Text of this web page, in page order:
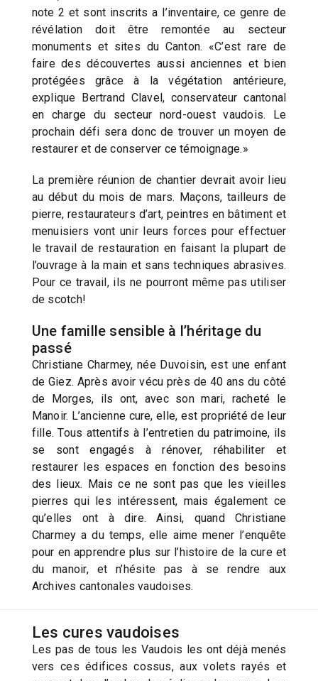
note 2 et sont inscrits a l’inventaire, ce genre de
révélation doit être remontée au secteur
monuments et sites du Canton. «C’est rare de
faire des découvertes aussi anciennes et bien
protégées grâce à la végétation antérieure,
explique Bertrand Clavel, conservateur cantonal
en charge du secteur nord-ouest vaudois. Le
prochain défi sera donc de trouver un moyen de
restaurer et de conserver ce témoignage.»
La première réunion de chantier devrait avoir lieu
au début du mois de mars. Maçons, tailleurs de
pierre, restaurateurs d’art, peintres en bâtiment et
menuisiers vont unir leurs forces pour effectuer
le travail de restauration en faisant la plupart de
l’ouvrage à la main et sans techniques abrasives.
Pour ce travail, ils ne pourront même pas utiliser
de scotch!
Une famille sensible à l’héritage du
passé
Christiane Charmey, née Duvoisin, est une enfant
de Giez. Après avoir vécu près de 40 ans du côté
de Morges, ils ont, avec son mari, racheté le
Manoir. L’ancienne cure, elle, est propriété de leur
fille. Tous attentifs à l’entretien du patrimoine, ils
se sont engagés à rénover, réhabiliter et
restaurer les espaces en fonction des besoins
des lieux. Mais ce ne sont pas que les vieilles
pierres qui les intéressent, mais également ce
qu’elles ont à dire. Ainsi, quand Christiane
Charmey a du temps, elle aime mener l’enquête
pour en apprendre plus sur l’histoire de la cure et
du manoir, et n’hésite pas à se rendre aux
Archives cantonales vaudoises.
Les cures vaudoises
Les pas de tous les Vaudois les ont déjà menés
vers ces édifices cossus, aux volets rayés et